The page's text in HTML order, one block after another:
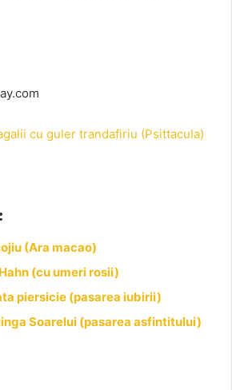
cu guler trandafiriu (Psittacula)
(Ara macao)
(cu umeri rosii)
piersicie (pasarea iubirii)
Soarelui (pasarea asfintitului)